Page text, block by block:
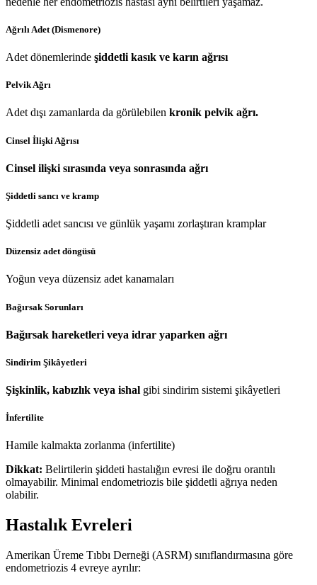
Ağrılı Adet (Dismenore)
Adet dönemlerinde şiddetli kasık ve karın ağrısı
Pelvik Ağrı
Adet dışı zamanlarda da görülebilen kronik pelvik ağrı.
Cinsel İlişki Ağrısı
Cinsel ilişki sırasında veya sonrasında ağrı
Şiddetli sancı ve kramp
Şiddetli adet sancısı ve günlük yaşamı zorlaştıran kramplar
Düzensiz adet döngüsü
Yoğun veya düzensiz adet kanamaları
Bağırsak Sorunları
Bağırsak hareketleri veya idrar yaparken ağrı
Sindirim Şikâyetleri
Şişkinlik, kabızlık veya ishal gibi sindirim sistemi şikâyetleri
İnfertilite
Hamile kalmakta zorlanma (infertilite)
Dikkat: Belirtilerin şiddeti hastalığın evresi ile doğru orantılı
olmayabilir. Minimal endometriozis bile şiddetli ağrıya neden
olabilir.
Hastalık Evreleri
Amerikan Üreme Tıbbı Derneği (ASRM) sınıflandırmasına göre
endometriozis 4 evreye ayrılır: